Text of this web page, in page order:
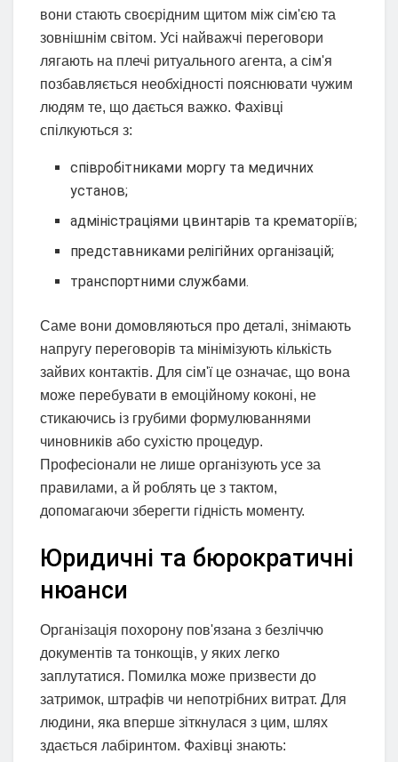
вони стають своєрідним щитом між сім'єю та
зовнішнім світом. Усі найважчі переговори
лягають на плечі ритуального агента, а сім'я
позбавляється необхідності пояснювати чужим
людям те, що дається важко. Фахівці
спілкуються з:
співробітниками моргу та медичних
установ;
адміністраціями цвинтарів та крематоріїв;
представниками релігійних організацій;
транспортними службами.
Саме вони домовляються про деталі, знімають
напругу переговорів та мінімізують кількість
зайвих контактів. Для сім'ї це означає, що вона
може перебувати в емоційному коконі, не
стикаючись із грубими формулюваннями
чиновників або сухістю процедур.
Професіонали не лише організують усе за
правилами, а й роблять це з тактом,
допомагаючи зберегти гідність моменту.
Юридичні та бюрократичні
нюанси
Організація похорону пов'язана з безліччю
документів та тонкощів, у яких легко
заплутатися. Помилка може призвести до
затримок, штрафів чи непотрібних витрат. Для
людини, яка вперше зіткнулася з цим, шлях
здається лабіринтом. Фахівці знають: